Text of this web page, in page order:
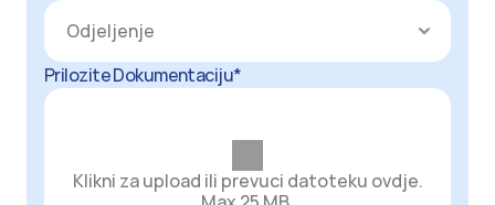
Prilozite Dokumentaciju*
Klikni za upload ili prevuci datoteku ovdje.